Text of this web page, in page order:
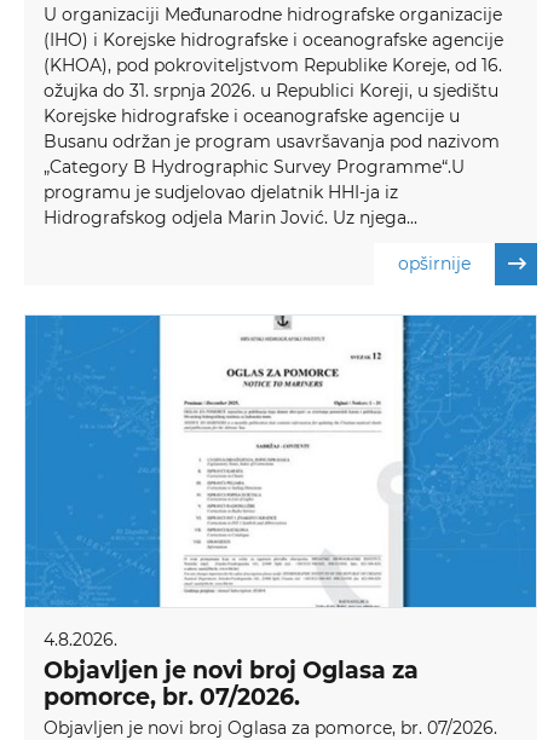
U organizaciji Međunarodne hidrografske organizacije
(IHO) i Korejske hidrografske i oceanografske agencije
(KHOA), pod pokroviteljstvom Republike Koreje, od 16.
ožujka do 31. srpnja 2026. u Republici Koreji, u sjedištu
Korejske hidrografske i oceanografske agencije u
Busanu održan je program usavršavanja pod nazivom
„Category B Hydrographic Survey Programme“.U
programu je sudjelovao djelatnik HHI-ja iz
Hidrografskog odjela Marin Jović. Uz njega...
opširnije
4.8.2026.
Objavljen je novi broj Oglasa za
pomorce, br. 07/2026.
Objavljen je novi broj Oglasa za pomorce, br. 07/2026.